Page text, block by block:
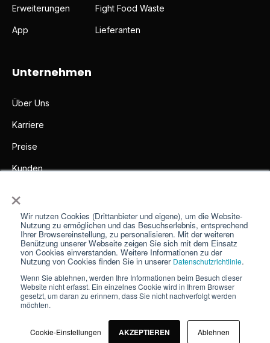
×
Wir nutzen Cookies (Drittanbieter und eigene), um die Website-
Nutzung zu ermöglichen und das Besuchserlebnis, entsprechend
Ihrer Browsereinstellung, zu personalisieren. Mit der weiteren
Benützung unserer Webseite zeigen Sie sich mit dem Einsatz
von Cookies einverstanden. Weitere Informationen zu der
Nutzung von Cookies finden Sie in unserer Datenschutzrichtlinie.
Wenn Sie ablehnen, werden Ihre Informationen beim Besuch dieser
Website nicht erfasst. Ein einzelnes Cookie wird in Ihrem Browser
gesetzt, um daran zu erinnern, dass Sie nicht nachverfolgt werden
möchten.
Cookie-Einstellungen AKZEPTIEREN Ablehnen
Erweiterungen
App
Fight Food Waste
Lieferanten
Unternehmen
Über Uns
Karriere
Preise
Kunden
Presse
Impressum
Kontakt
© 2026
AGBs & Datenschutz